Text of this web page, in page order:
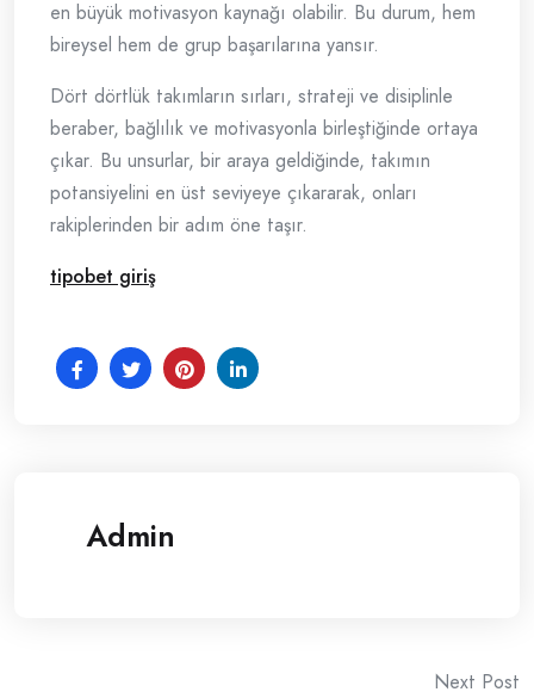
en büyük motivasyon kaynağı olabilir. Bu durum, hem
bireysel hem de grup başarılarına yansır.
Dört dörtlük takımların sırları, strateji ve disiplinle
beraber, bağlılık ve motivasyonla birleştiğinde ortaya
çıkar. Bu unsurlar, bir araya geldiğinde, takımın
potansiyelini en üst seviyeye çıkararak, onları
rakiplerinden bir adım öne taşır.
tipobet giriş
Admin
Next Post